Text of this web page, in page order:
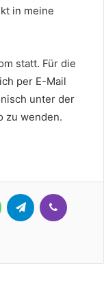
in meine
statt. Für die
per E-Mail
unter der
zu wenden.
WhatsAppTelegram